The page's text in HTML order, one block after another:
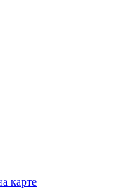
карте